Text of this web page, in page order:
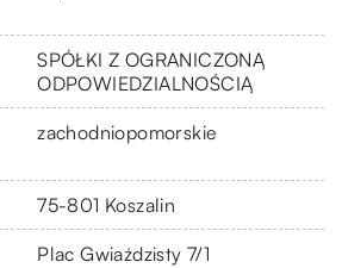
SPÓŁKI Z OGRANICZONĄ
ODPOWIEDZIALNOŚCIĄ
zachodniopomorskie
75-801 Koszalin
Plac Gwiaździsty 7/1